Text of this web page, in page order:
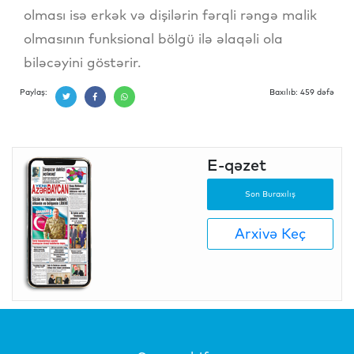
olması isə erkək və dişilərin fərqli rəngə malik
olmasının funksional bölgü ilə əlaqəli ola
biləcəyini göstərir.
Paylaş: Baxılıb: 459 dəfə
E-qəzet
Son Buraxılış
Arxivə Keç